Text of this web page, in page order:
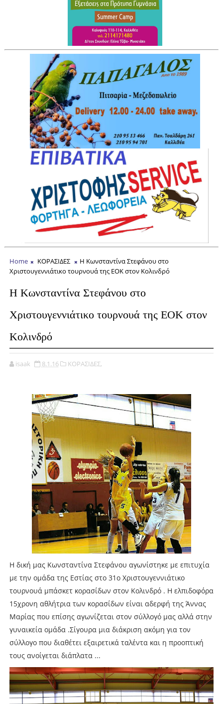
Home ΚΟΡΑΣΙΔΕΣ
H Kωνσταντίνα Στεφάνου στο
Χριστουγεννιάτικο τουρνουά της ΕΟΚ στον Κολινδρό
H Kωνσταντίνα Στεφάνου στο
Χριστουγεννιάτικο τουρνουά της ΕΟΚ στον
Κολινδρό
isaak 8.1.16 ΚΟΡΑΣΙΔΕΣ,
Η δική μας Κωνσταντίνα Στεφάνου αγωνίστηκε με επιτυχία
με την ομάδα της Εστίας στο 31ο Χριστουγεννιάτικο
τουρνουά μπάσκετ κορασίδων στον Κολινδρό . Η ελπιδοφόρα
15χρονη αθλήτρια των κορασίδων είναι αδερφή της Άννας
Μαρίας που επίσης αγωνίζεται στον σύλλογό μας αλλά στην
γυναικεία ομάδα .Σίγουρα μια διάκριση ακόμη για τον
σύλλογο που διαθέτει εξαιρετικά ταλέντα και η προοπτική
τους ανοίγεται διάπλατα ...